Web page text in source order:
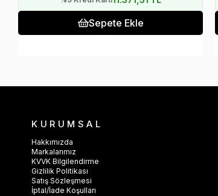
Sepete Ekle
KURUMSAL
Hakkımızda
Markalarımız
KVVK Bilgilendirme
Gizlilik Politikası
Satış Sözleşmesi
İptal/İade Koşulları